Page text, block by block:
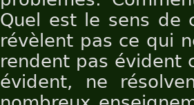
Quel est le sens de
révèlent pas ce qui
rendent pas évident
évident, ne